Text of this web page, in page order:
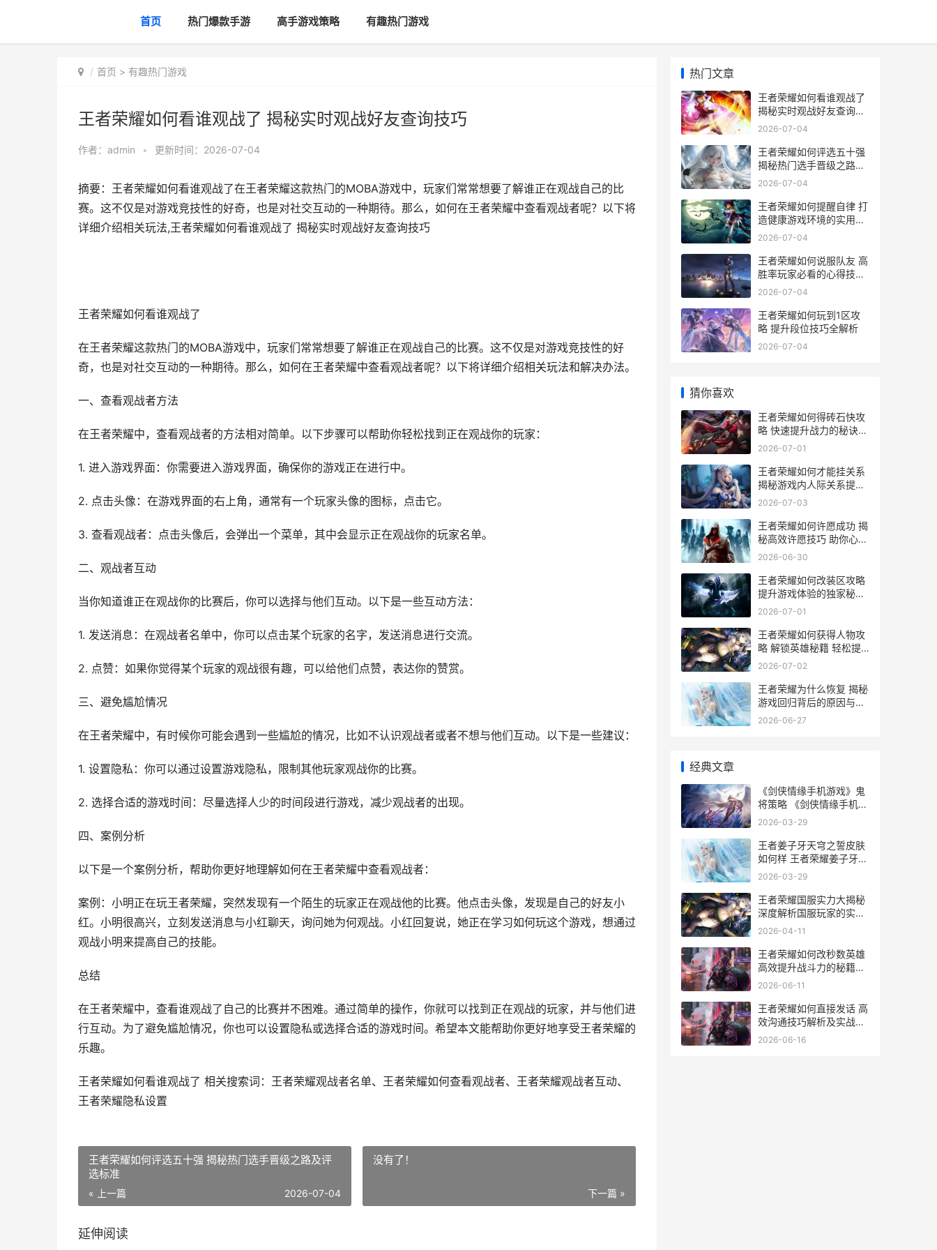
首页 热门爆款手游 高手游戏策略 有趣热门游戏
首页 > 有趣热门游戏
王者荣耀如何看谁观战了 揭秘实时观战好友查询技巧
作者： admin • 更新时间：2026-07-04
摘要：王者荣耀如何看谁观战了在王者荣耀这款热门的MOBA游戏中，玩家们常常想要了解谁正在观战自己的比
赛。这不仅是对游戏竞技性的好奇，也是对社交互动的一种期待。那么，如何在王者荣耀中查看观战者呢？以下将
详细介绍相关玩法,王者荣耀如何看谁观战了 揭秘实时观战好友查询技巧
王者荣耀如何看谁观战了
在王者荣耀这款热门的MOBA游戏中，玩家们常常想要了解谁正在观战自己的比赛。这不仅是对游戏竞技性的好
奇，也是对社交互动的一种期待。那么，如何在王者荣耀中查看观战者呢？以下将详细介绍相关玩法和解决办法。
一、查看观战者方法
在王者荣耀中，查看观战者的方法相对简单。以下步骤可以帮助你轻松找到正在观战你的玩家：
1. 进入游戏界面：你需要进入游戏界面，确保你的游戏正在进行中。
2. 点击头像：在游戏界面的右上角，通常有一个玩家头像的图标，点击它。
3. 查看观战者：点击头像后，会弹出一个菜单，其中会显示正在观战你的玩家名单。
二、观战者互动
当你知道谁正在观战你的比赛后，你可以选择与他们互动。以下是一些互动方法：
1. 发送消息：在观战者名单中，你可以点击某个玩家的名字，发送消息进行交流。
2. 点赞：如果你觉得某个玩家的观战很有趣，可以给他们点赞，表达你的赞赏。
三、避免尴尬情况
在王者荣耀中，有时候你可能会遇到一些尴尬的情况，比如不认识观战者或者不想与他们互动。以下是一些建议：
1. 设置隐私：你可以通过设置游戏隐私，限制其他玩家观战你的比赛。
2. 选择合适的游戏时间：尽量选择人少的时间段进行游戏，减少观战者的出现。
四、案例分析
以下是一个案例分析，帮助你更好地理解如何在王者荣耀中查看观战者：
案例：小明正在玩王者荣耀，突然发现有一个陌生的玩家正在观战他的比赛。他点击头像，发现是自己的好友小
红。小明很高兴，立刻发送消息与小红聊天，询问她为何观战。小红回复说，她正在学习如何玩这个游戏，想通过
观战小明来提高自己的技能。
总结
在王者荣耀中，查看谁观战了自己的比赛并不困难。通过简单的操作，你就可以找到正在观战的玩家，并与他们进
行互动。为了避免尴尬情况，你也可以设置隐私或选择合适的游戏时间。希望本文能帮助你更好地享受王者荣耀的
乐趣。
王者荣耀如何看谁观战了 相关搜索词：王者荣耀观战者名单、王者荣耀如何查看观战者、王者荣耀观战者互动、
王者荣耀隐私设置
王者荣耀如何评选五十强 揭秘热门选手晋级之路及评
选标准
« 上一篇 2026-07-04
没有了！
下一篇 »
延伸阅读
热门文章
王者荣耀如何看谁观战了
揭秘实时观战好友查询技
巧
2026-07-04
王者荣耀如何评选五十强
揭秘热门选手晋级之路及
评选标准
2026-07-04
王者荣耀如何提醒自律 打
造健康游戏环境的实用技
巧解析
2026-07-04
王者荣耀如何说服队友 高
胜率玩家必看的心得技巧
解析
2026-07-04
王者荣耀如何玩到1区攻
略 提升段位技巧全解析
2026-07-04
猜你喜欢
王者荣耀如何得砖石快攻
略 快速提升战力的秘诀解
析
2026-07-01
王者荣耀如何才能挂关系
揭秘游戏内人际关系提升
攻略
2026-07-03
王者荣耀如何许愿成功 揭
秘高效许愿技巧 助你心愿
成真攻略
2026-06-30
王者荣耀如何改装区攻略
提升游戏体验的独家秘籍
解析
2026-07-01
王者荣耀如何获得人物攻
略 解锁英雄秘籍 轻松提
升战力
2026-07-02
王者荣耀为什么恢复 揭秘
游戏回归背后的原因与影
响
2026-06-27
经典文章
《剑侠情缘手机游戏》鬼
将策略 《剑侠情缘手机能
玩吗
2026-03-29
王者姜子牙天穹之誓皮肤
如何样 王者荣耀姜子牙技
能介绍视频
2026-03-29
王者荣耀国服实力大揭秘
深度解析国服玩家的实力
如何
2026-04-11
王者荣耀如何改秒数英雄
高效提升战斗力的秘籍解
析
2026-06-11
王者荣耀如何直接发话 高
效沟通技巧解析及实战应
用指南
2026-06-16